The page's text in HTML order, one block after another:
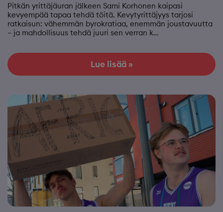
Pitkän yrittäjäuran jälkeen Sami Korhonen kaipasi
kevyempää tapaa tehdä töitä. Kevytyrittäjyys tarjosi
ratkaisun: vähemmän byrokratiaa, enemmän joustavuutta
– ja mahdollisuus tehdä juuri sen verran k…
Lue lisää »